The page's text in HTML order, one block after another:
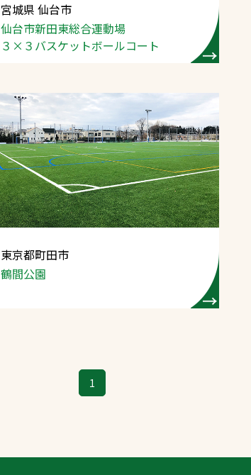
宮城県 仙台市
仙台市新田東総合運動場
３×３バスケットボールコート
東京都町田市
鶴間公園
1